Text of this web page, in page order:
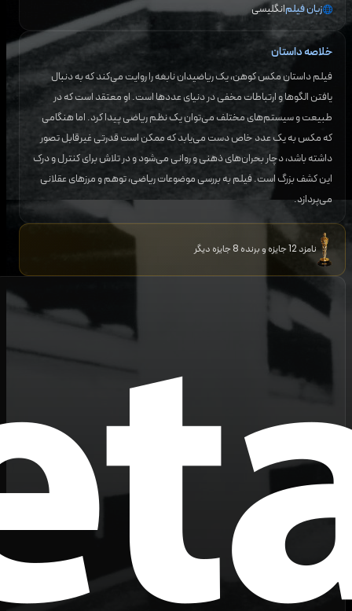
زبان فیلمانگلیسی
خلاصه داستان
فیلم داستان مکس کوهن، یک ریاضیدان نابغه را روایت می‌کند که به دنبال
یافتن الگوها و ارتباطات مخفی در دنیای عددها است. او معتقد است که در
طبیعت و سیستم‌های مختلف می‌توان یک نظم ریاضی پیدا کرد. اما هنگامی
که مکس به یک عدد خاص دست می‌یابد که ممکن است قدرتی غیرقابل تصور
داشته باشد، دچار بحران‌های ذهنی و روانی می‌شود و در تلاش برای کنترل و درک
این کشف بزرگ است. فیلم به بررسی موضوعات ریاضی، توهم و مرزهای عقلانی
می‌پردازد.
نامزد 12 جایزه و برنده 8 جایزه دیگر